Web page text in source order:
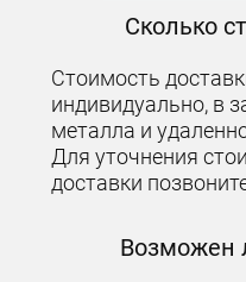
Сколько
Стоимость
индивидуально, в
металла и
Для уточнения
доставки
Возможен